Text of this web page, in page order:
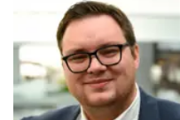
indsigter i diplomati, global
usikkerhed og
virksomheders strategiske
positionering.